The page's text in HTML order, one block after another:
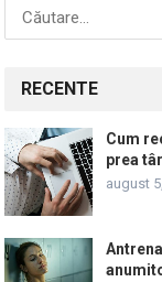
Caută
după:
RECENTE
Cum
prea
august